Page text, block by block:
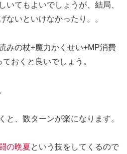
いてもよいでしょうが、結局、
ないといけなかったり。。
みの杖+魔力かくせい+MP消費
おくと良いでしょう。
と、数ターンが楽になります。
の晩夏という技をしてくるので